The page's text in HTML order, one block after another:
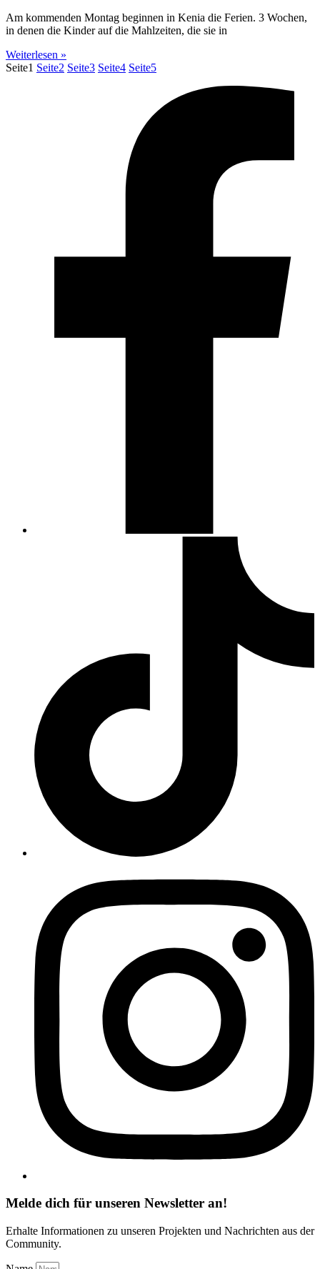
Am kommenden Montag beginnen in Kenia die Ferien. 3 Wochen,
in denen die Kinder auf die Mahlzeiten, die sie in
Weiterlesen »
Seite1 Seite2 Seite3 Seite4 Seite5
Melde dich für unseren Newsletter an!
Erhalte Informationen zu unseren Projekten und Nachrichten aus der
Community.